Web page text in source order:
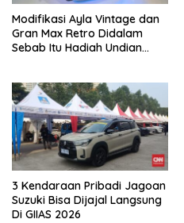
Modifikasi Ayla Vintage dan
Gran Max Retro Didalam
Sebab Itu Hadiah Undian
3 Kendaraan Pribadi Jagoan
Suzuki Bisa Dijajal Langsung
Di GIIAS 2026